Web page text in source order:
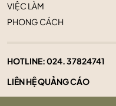
VIỆC LÀM
PHONG CÁCH
HOTLINE:024. 37824741
LIÊN HỆ QUẢNG CÁO